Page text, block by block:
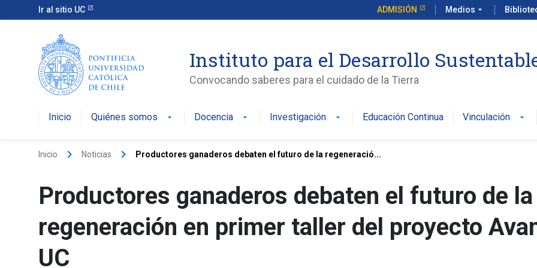
Ir al sitio UC ADMISIÓN Medios arrow_drop_down
Instituto para el Desarrollo
Convocando saberes para el cuidado de la Tierra
Inicio Quiénes somos arrow_drop_down Docencia arrow_drop_down Investigación arrow_drop_down Educación Continua Vinculación arrow_drop_down
Inicio keyboard_arrow_right Noticias keyboard_arrow_right Productores ganaderos debaten el futuro de la regeneració...
Productores ganaderos debaten el futuro de la
regeneración en primer taller del proyecto
UC